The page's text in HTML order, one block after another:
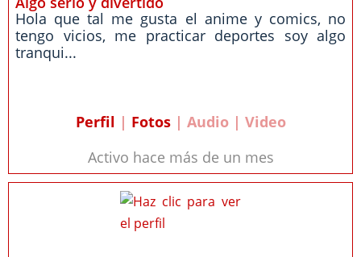
Hola que tal me gusta el anime y comics, no
tengo vicios, me practicar deportes soy algo
tranqui...
Perfil | Fotos| Audio | Video
Activo hace más de un mes